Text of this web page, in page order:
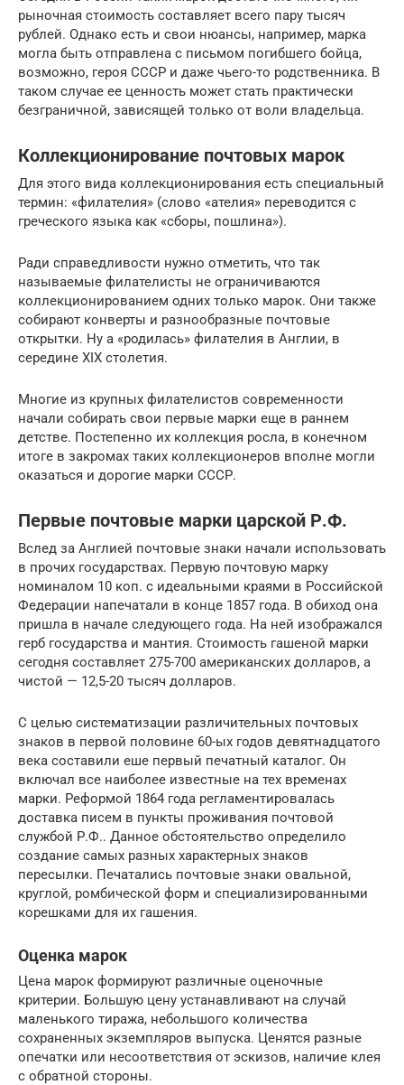
рыночная стоимость составляет всего пару тысяч
рублей. Однако есть и свои нюансы, например, марка
могла быть отправлена с письмом погибшего бойца,
возможно, героя СССР и даже чьего-то родственника. В
таком случае ее ценность может стать практически
безграничной, зависящей только от воли владельца.
Коллекционирование почтовых марок
Для этого вида коллекционирования есть специальный
термин: «филателия» (слово «ателия» переводится с
греческого языка как «сборы, пошлина»).
Ради справедливости нужно отметить, что так
называемые филателисты не ограничиваются
коллекционированием одних только марок. Они также
собирают конверты и разнообразные почтовые
открытки. Ну а «родилась» филателия в Англии, в
середине XIX столетия.
Многие из крупных филателистов современности
начали собирать свои первые марки еще в раннем
детстве. Постепенно их коллекция росла, в конечном
итоге в закромах таких коллекционеров вполне могли
оказаться и дорогие марки СССР.
Первые почтовые марки царской Р.Ф.
Вслед за Англией почтовые знаки начали использовать
в прочих государствах. Первую почтовую марку
номиналом 10 коп. с идеальными краями в Российской
Федерации напечатали в конце 1857 года. В обиход она
пришла в начале следующего года. На ней изображался
герб государства и мантия. Стоимость гашеной марки
сегодня составляет 275-700 американских долларов, а
чистой — 12,5-20 тысяч долларов.
С целью систематизации различительных почтовых
знаков в первой половине 60-ых годов девятнадцатого
века составили еше первый печатный каталог. Он
включал все наиболее известные на тех временах
марки. Реформой 1864 года регламентировалась
доставка писем в пункты проживания почтовой
службой Р.Ф.. Данное обстоятельство определило
создание самых разных характерных знаков
пересылки. Печатались почтовые знаки овальной,
круглой, ромбической форм и специализированными
корешками для их гашения.
Оценка марок
Цена марок формируют различные оценочные
критерии. Большую цену устанавливают на случай
маленького тиража, небольшого количества
сохраненных экземпляров выпуска. Ценятся разные
опечатки или несоответствия от эскизов, наличие клея
с обратной стороны.